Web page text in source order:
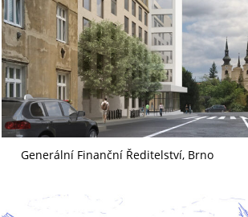
Generální Finanční Ředitelství, Brno